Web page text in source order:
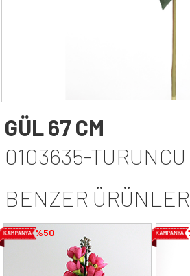
YAPAY
DİKEY BAHÇE&
ŞOKLANMIŞ & YAPAY
YAPAY DIŞ MEKAN
SAKSILAR
GÜL 67 CM
0103635-TURUNCU
BENZER ÜRÜNLER
%50